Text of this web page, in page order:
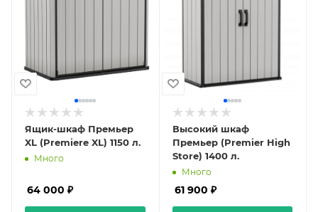
Ящик-шкаф Премьер
XL (Premiere XL) 1150 л.
Много
64 000 ₽
Высокий шкаф
Премьер (Premier High
Store) 1400 л.
Много
61 900 ₽